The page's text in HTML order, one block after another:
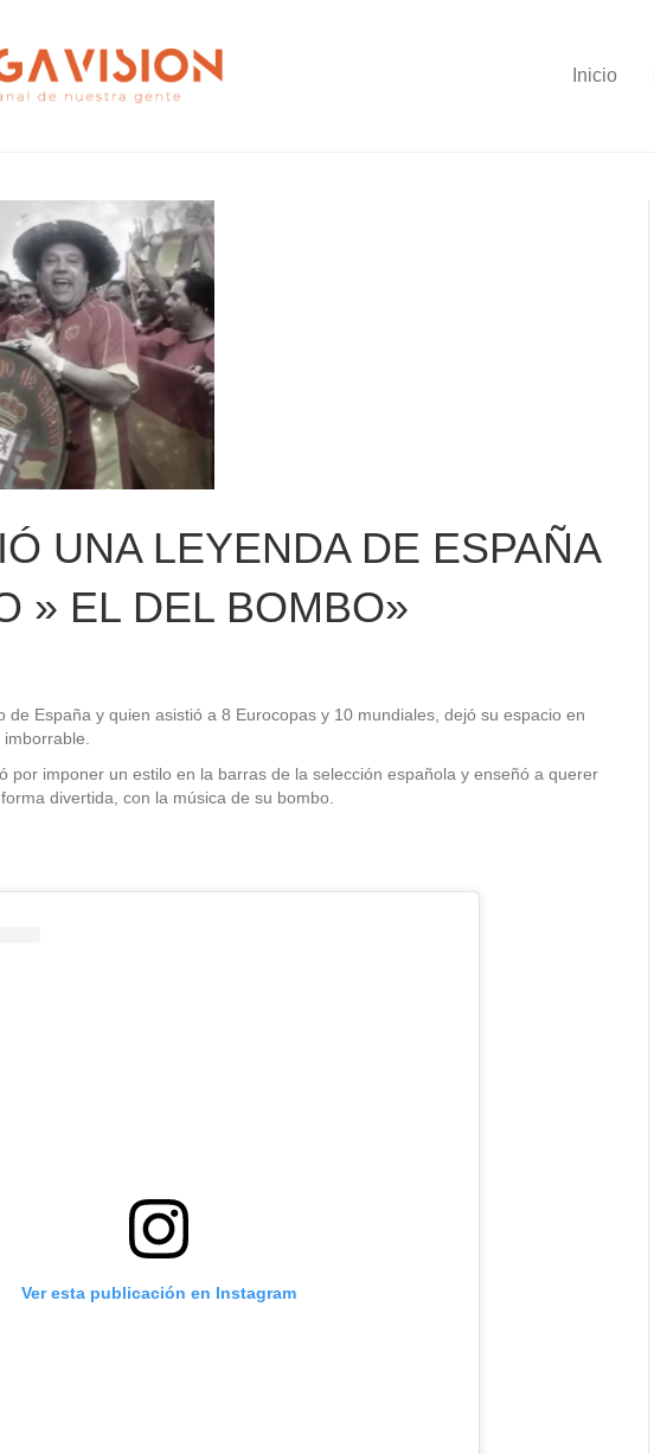
Inicio
UNA LEYENDA DE ESPAÑA
» EL DEL BOMBO»
de España y quien asistió a 8 Eurocopas y 10 mundiales, dejó su espacio en
por imponer un estilo en la barras de la selección española y enseñó a querer
divertida, con la música de su bombo.
Ver esta publicación en Instagram